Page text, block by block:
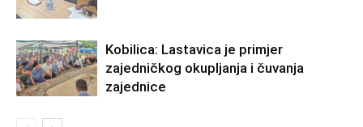
Kobilica: Lastavica je primjer
zajedničkog okupljanja i čuvanja
zajednice